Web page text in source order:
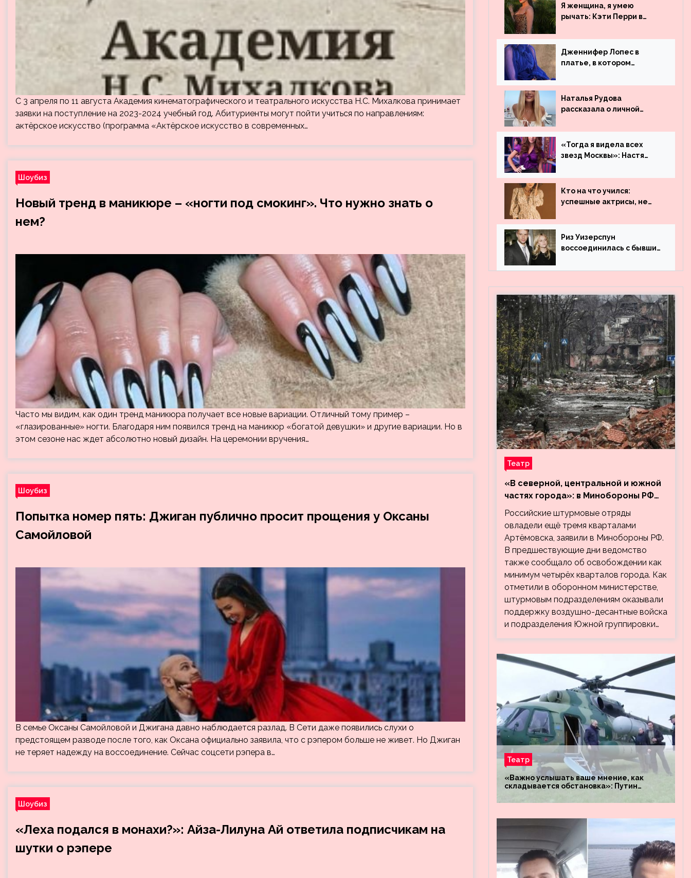
С 3 апреля по 11 августа Академия кинематографического и театрального искусства Н.С. Михалкова принимает
заявки на поступление на 2023-2024 учебный год. Абитуриенты могут пойти учиться по направлениям:
актёрское искусство (программа «Актёрское искусство в современных…
Шоубиз
Новый тренд в маникюре – «ногти под смокинг». Что нужно знать о
нем?
Часто мы видим, как один тренд маникюра получает все новые вариации. Отличный тому пример –
«глазированные» ногти. Благодаря ним появился тренд на маникюр «богатой девушки» и другие вариации. Но в
этом сезоне нас ждет абсолютно новый дизайн. На церемонии вручения…
Шоубиз
Попытка номер пять: Джиган публично просит прощения у Оксаны
Самойловой
В семье Оксаны Самойловой и Джигана давно наблюдается разлад. В Сети даже появились слухи о
предстоящем разводе после того, как Оксана официально заявила, что с рэпером больше не живет. Но Джиган
не теряет надежду на воссоединение. Сейчас соцсети рэпера в…
Шоубиз
«Леха подался в монахи?»: Айза-Лилуна Ай ответила подписчикам на
шутки о рэпере
Они обогнали даже
Джастина Бибера
Я женщина, я умею
рычать: Кэти Перри в
Дженнифер Лопес в
платье, в котором
незамеченной
Наталья Рудова
рассказала о личной
«Тогда я видела всех
звезд Москвы»: Настя
работала до
популярности и выложила
архивные фото
Кто на что учился:
успешные актрисы, не
образования
Риз Уизерспун
воссоединилась с бывшим
Театр
«В северной, центральной и южной
частях города»: в Минобороны РФ
заявили об освобождении ещё трёх
кварталов Артёмовска
Российские штурмовые отряды
овладели ещё тремя кварталами
Артёмовска, заявили в Минобороны РФ.
В предшествующие дни ведомство
также сообщало об освобождении как
минимум четырёх кварталов города. Как
отметили в оборонном министерстве,
штурмовым подразделениям оказывали
поддержку воздушно-десантные войска
и подразделения Южной группировки…
Театр
«Важно услышать ваше мнение, как
складывается обстановка»: Путин
«Днепр» и «Восток»